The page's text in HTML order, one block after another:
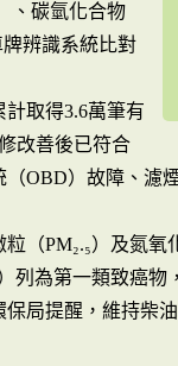
、碳氫化合物
牌辨識系統比對
取得3.6萬筆有
改善後已符合
OBD）故障、濾
（PM₂.₅）及氮氧
列為第一類致癌物
局提醒，維持柴